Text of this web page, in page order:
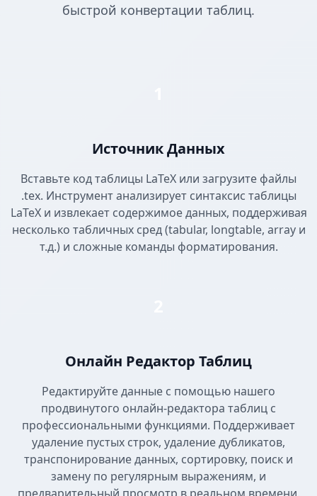
быстрой конвертации таблиц.
Источник Данных
Вставьте код таблицы LaTeX или загрузите файлы
.tex. Инструмент анализирует синтаксис таблицы
LaTeX и извлекает содержимое данных, поддерживая
несколько табличных сред (tabular, longtable, array и
т.д.) и сложные команды форматирования.
Онлайн Редактор Таблиц
Редактируйте данные с помощью нашего
продвинутого онлайн-редактора таблиц с
профессиональными функциями. Поддерживает
удаление пустых строк, удаление дубликатов,
транспонирование данных, сортировку, поиск и
замену по регулярным выражениям, и